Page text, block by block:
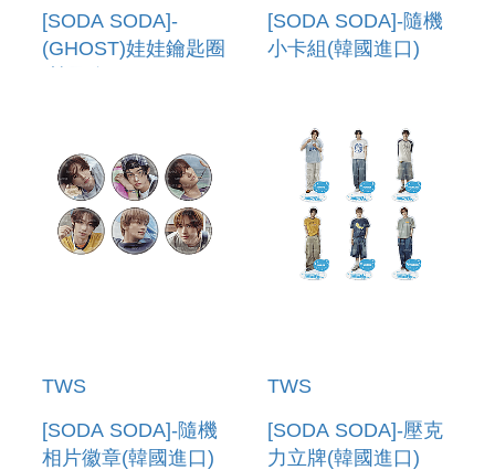
[SODA SODA]-
(GHOST)娃娃鑰匙圈
[SODA SODA]-隨機
小卡組(韓國進口)
TWS
[SODA SODA]-隨機
相片徽章(韓國進口)
TWS
[SODA SODA]-壓克
力立牌(韓國進口)